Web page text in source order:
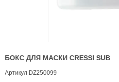
БОКС ДЛЯ МАСКИ CRESSI SUB
Артикул DZ250099